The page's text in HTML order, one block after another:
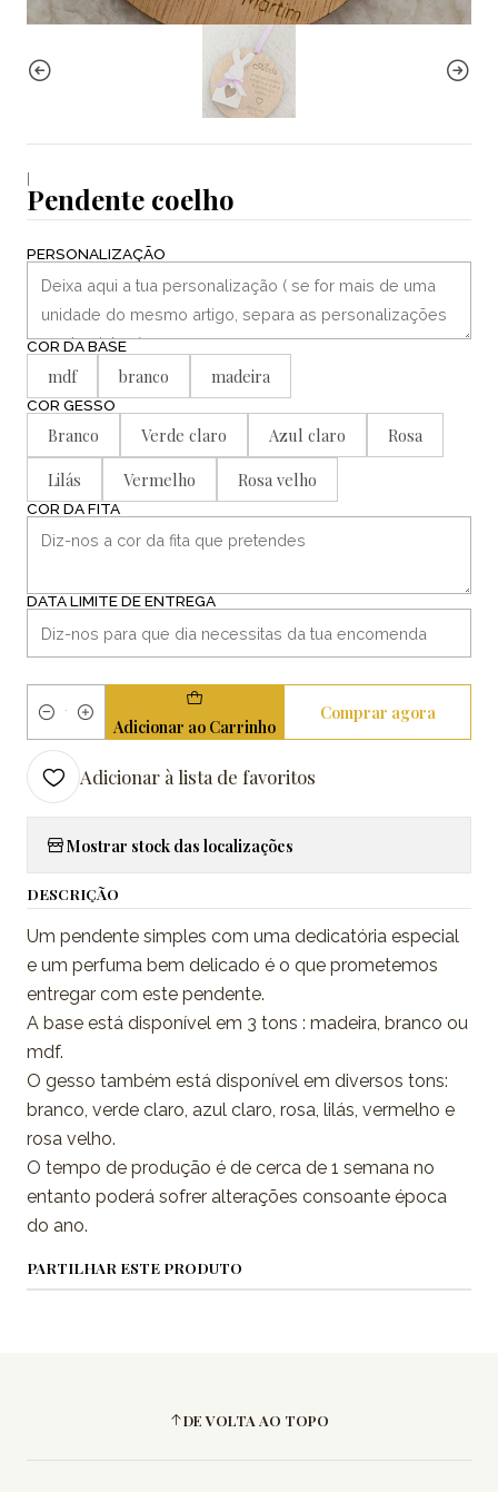
|
Pendente coelho
PERSONALIZAÇÃO
COR DA BASE
mdf branco madeira
COR GESSO
Branco Verde claro Azul claro
Rosa
Lilás
Vermelho Rosa velho
COR DA FITA
DATA LIMITE DE ENTREGA
Quantidade Adicionar ao Carrinho
Comprar agora
Adicionar à lista de favoritos
Mostrar stock das localizações
DESCRIÇÃO
Um pendente simples com uma dedicatória especial
e um perfuma bem delicado é o que prometemos
entregar com este pendente.
A base está disponível em 3 tons : madeira, branco ou
mdf.
O gesso também está disponível em diversos tons:
branco, verde claro, azul claro, rosa, lilás, vermelho e
rosa velho.
O tempo de produção é de cerca de 1 semana no
entanto poderá sofrer alterações consoante época
do ano.
PARTILHAR ESTE PRODUTO
DE VOLTA AO TOPO